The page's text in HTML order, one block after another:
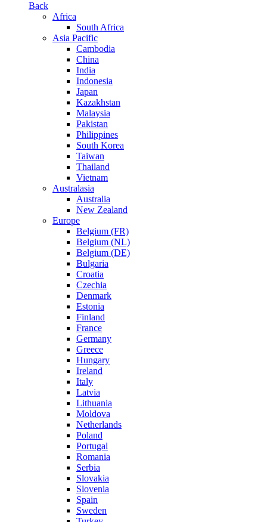
Back
Africa
South Africa
Asia Pacific
Cambodia
China
India
Indonesia
Japan
Kazakhstan
Malaysia
Pakistan
Philippines
South Korea
Taiwan
Thailand
Vietnam
Australasia
Australia
New Zealand
Europe
Belgium (FR)
Belgium (NL)
Belgium (DE)
Bulgaria
Croatia
Czechia
Denmark
Estonia
Finland
France
Germany
Greece
Hungary
Ireland
Italy
Latvia
Lithuania
Moldova
Netherlands
Poland
Portugal
Romania
Serbia
Slovakia
Slovenia
Spain
Sweden